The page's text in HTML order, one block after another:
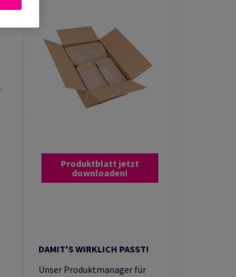
Produktblatt jetzt
downloaden!
DAMIT'S WIRKLICH PASST!
Unser Produktmanager für